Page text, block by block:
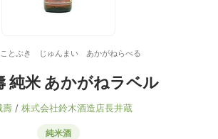
ことぶき じゅんまい あかがねらべる
純米 あかがねラベル
壽 / 株式会社鈴木酒造店長井蔵
純米酒